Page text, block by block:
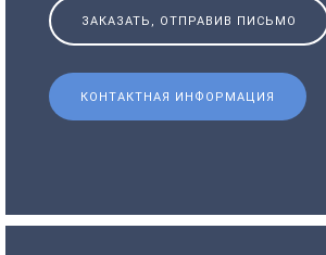
ЗАКАЗАТЬ, ОТПРАВИВ ПИСЬМО
КОНТАКТНАЯ ИНФОРМАЦИЯ